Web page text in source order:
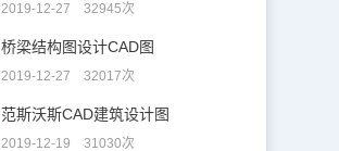
2019-12-27 32945次
桥梁结构图设计CAD图
2019-12-27 32017次
范斯沃斯CAD建筑设计图
2019-12-19 31030次